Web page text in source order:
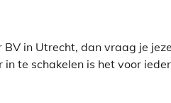
in Utrecht, dan vraag je
te schakelen is het voor